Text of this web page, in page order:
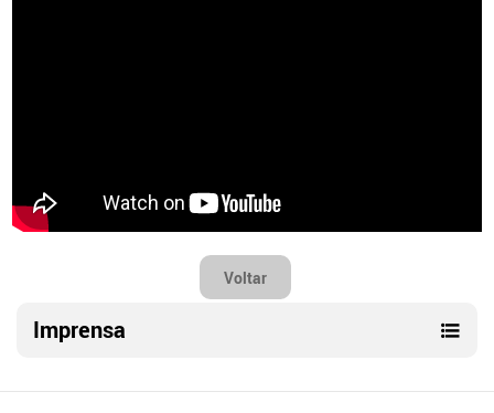
Voltar
Imprensa